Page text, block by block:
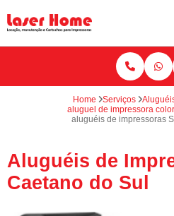
Home Serviços
aluguel de impressora
aluguéis de impressoras
Aluguéis de
Caetano do Sul